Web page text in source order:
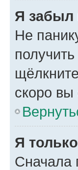
Я забыл
Не
скоро
Я
Сначала